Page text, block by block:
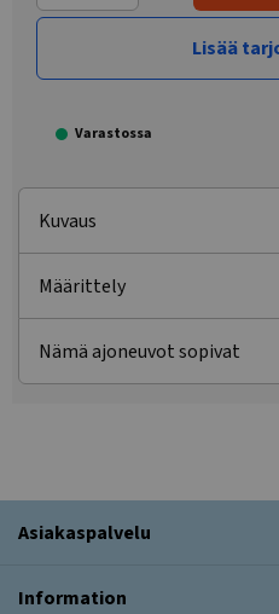
Lisää
Varastossa
Kuvaus
Määrittely
Nämä ajoneuvot sopivat
Asiakaspalvelu
Information